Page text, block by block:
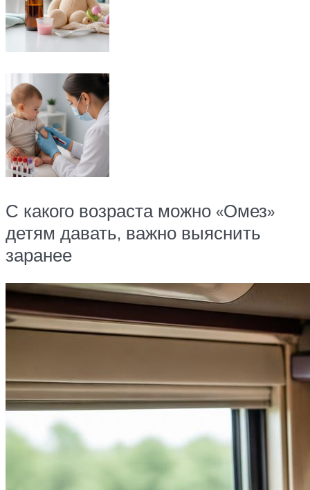
С какого возраста можно «Омез»
детям давать, важно выяснить
заранее